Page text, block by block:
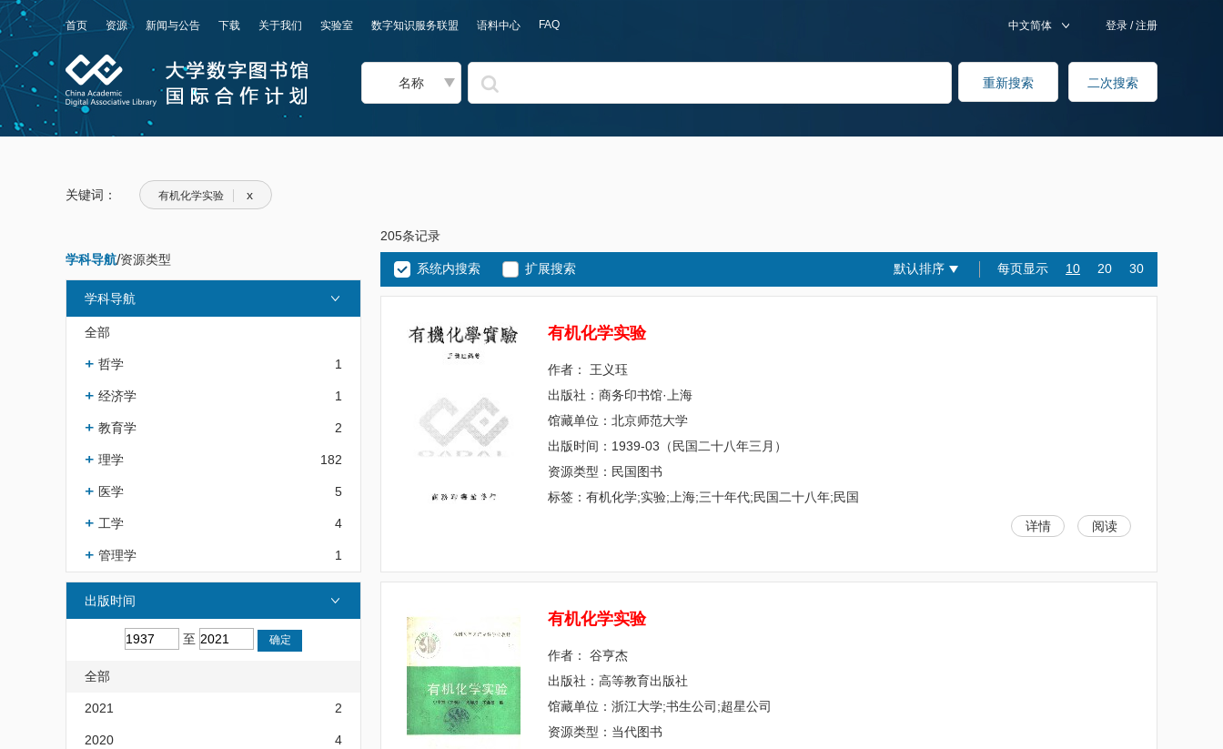
首页 资源 新闻与公告 下载 关于我们 实验室 数字知识服务联盟 语料中心 FAQ 登录 /注册
中文简体
名称
关键词： 有机化学实验 x
学科导航/资源类型
学科导航
全部
哲学 1
经济学 1
教育学 2
理学 182
医学 5
工学 4
管理学 1
出版时间
至
全部
2021 2
2020 4
205条记录
系统内搜索 扩展搜索 默认排序 每页显示 10 20 30
有机化学实验
作者： 王义珏
出版社：商务印书馆·上海
馆藏单位：北京师范大学
出版时间：1939-03（民国二十八年三月）
资源类型：民国图书
标签：有机化学;实验;上海;三十年代;民国二十八年;民国
详情
阅读
有机化学实验
作者： 谷亨杰
出版社：高等教育出版社
馆藏单位：浙江大学;书生公司;超星公司
资源类型：当代图书